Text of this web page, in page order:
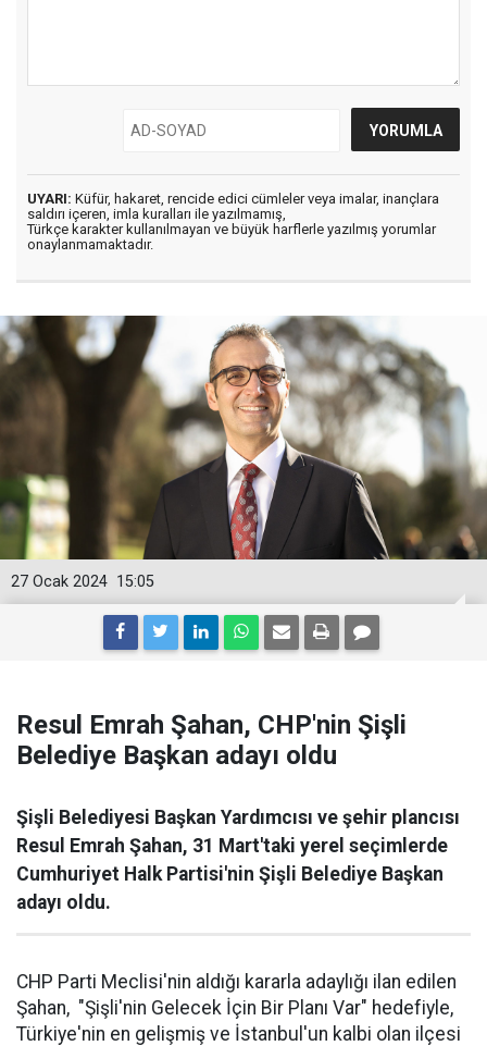
UYARI: Küfür, hakaret, rencide edici cümleler veya imalar, inançlara
saldırı içeren, imla kuralları ile yazılmamış,
Türkçe karakter kullanılmayan ve büyük harflerle yazılmış yorumlar
onaylanmamaktadır.
15:05
27 Ocak 2024
Resul Emrah Şahan, CHP'nin Şişli
Belediye Başkan adayı oldu
Şişli Belediyesi Başkan Yardımcısı ve şehir plancısı
Resul Emrah Şahan, 31 Mart'taki yerel seçimlerde
Cumhuriyet Halk Partisi'nin Şişli Belediye Başkan
adayı oldu.
CHP Parti Meclisi'nin aldığı kararla adaylığı ilan edilen
Şahan, "Şişli'nin Gelecek İçin Bir Planı Var" hedefiyle,
Türkiye'nin en gelişmiş ve İstanbul'un kalbi olan ilçesi